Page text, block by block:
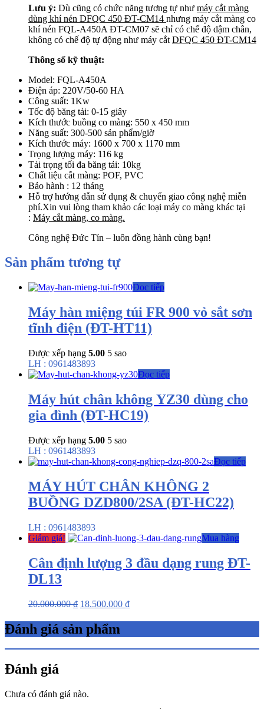
Lưu ý: Dù cũng có chức năng tương tự như máy cắt màng
dùng khí nén DFQC 450 ĐT-CM14 nhưng máy cắt màng co
khí nén FQL-A450A ĐT-CM07 sẽ chỉ có chế độ dậm chân,
không có chế độ tự động như máy cắt DFQC 450 ĐT-CM14
Thông số kỹ thuật:
Model: FQL-A450A
Điện áp: 220V/50-60 HA
Công suất: 1Kw
Tốc độ băng tải: 0-15 giây
Kích thước buồng co màng: 550 x 450 mm
Năng suất: 300-500 sản phẩm/giờ
Kích thước máy: 1600 x 700 x 1170 mm
Trọng lượng máy: 116 kg
Tải trọng tối đa băng tải: 10kg
Chất liệu cắt màng: POF, PVC
Bảo hành : 12 tháng
Hỗ trợ hướng dẫn sử dụng & chuyển giao công nghệ miễn
phí.Xin vui lòng tham khảo các loại máy co màng khác tại
: Máy cắt màng, co màng.
Công nghệ Đức Tín – luôn đồng hành cùng bạn!
Sản phẩm tương tự
Đọc tiếp
Máy hàn miệng túi FR 900 vỏ sắt sơn
tĩnh điện (ĐT-HT11)
Được xếp hạng 5.00 5 sao
LH : 0961483893
Đọc tiếp
Máy hút chân không YZ30 dùng cho
gia đình (ĐT-HC19)
Được xếp hạng 5.00 5 sao
LH : 0961483893
Đọc tiếp
MÁY HÚT CHÂN KHÔNG 2
BUỒNG DZD800/2SA (ĐT-HC22)
LH : 0961483893
Giảm giá!
Mua hàng
Cân định lượng 3 đầu dạng rung ĐT-
DL13
20.000.000₫ 18.500.000 ₫
Đánh giá sản phẩm
Đánh giá
Chưa có đánh giá nào.